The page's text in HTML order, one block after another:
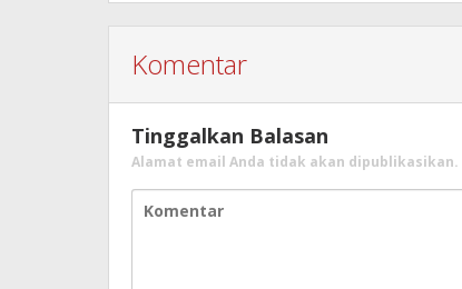
Komentar
Tinggalkan Balasan
Alamat email Anda tidak akan dipublikasikan.